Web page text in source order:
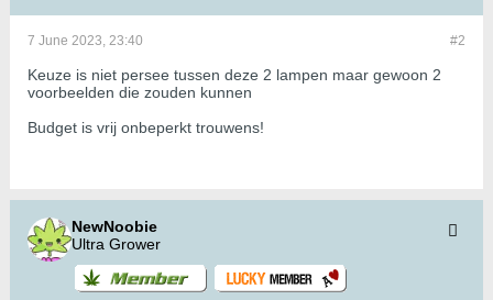
#2
7 June 2023, 23:40
Keuze is niet persee tussen deze 2 lampen maar gewoon 2
voorbeelden die zouden kunnen
Budget is vrij onbeperkt trouwens!
NewNoobie
Ultra Grower